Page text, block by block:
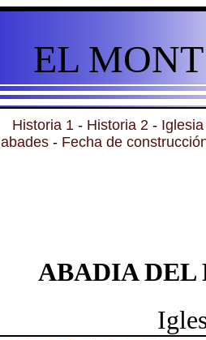
EL
Historia 1 - Historia 2 -
abades - Fecha de
ABADIA DEL